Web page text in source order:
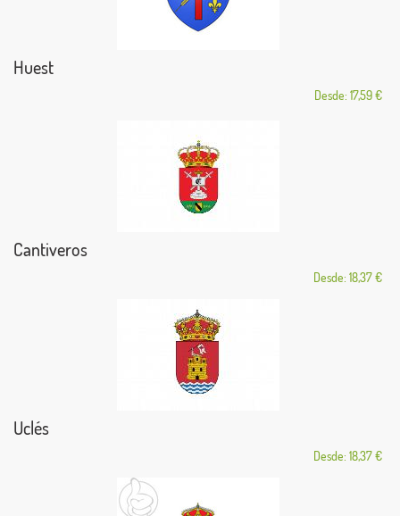
Huest
Desde: 17,59 €
Cantiveros
Desde: 18,37 €
Uclés
Desde: 18,37 €